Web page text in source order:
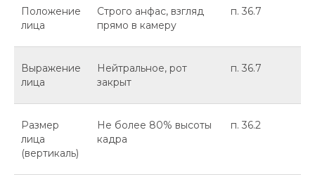
Положение
лица
Строго анфас, взгляд
прямо в камеру
п. 36.7
Выражение
лица
Нейтральное, рот
закрыт
п. 36.7
Размер
лица
(вертикаль)
Не более 80% высоты
кадра
п. 36.2